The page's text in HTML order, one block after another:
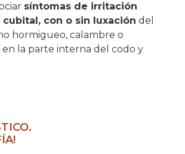
síntomas de irritación
con o sin luxación del
hormigueo, calambre o
la parte interna del codo y